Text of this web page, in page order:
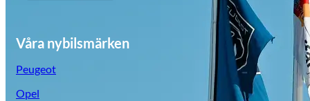
Våra nybilsmärken
Peugeot
Opel